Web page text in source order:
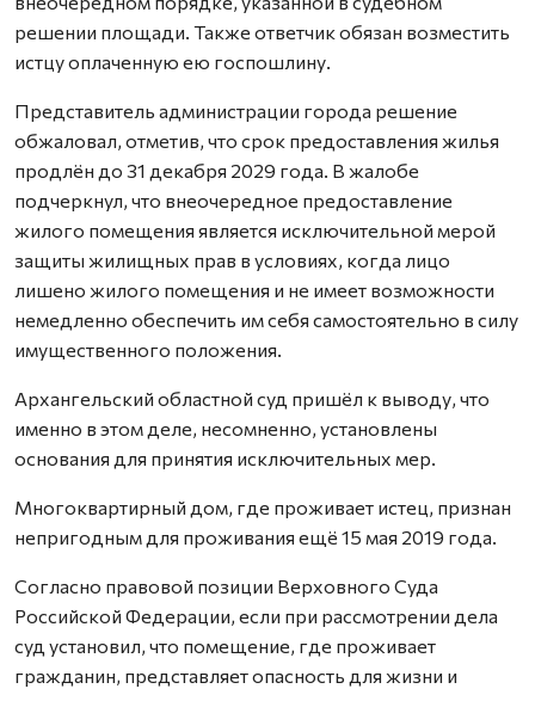
решении площади. Также ответчик обязан возместить
истцу оплаченную ею госпошлину.
Представитель администрации города решение
обжаловал, отметив, что срок предоставления жилья
продлён до 31 декабря 2029 года. В жалобе
подчеркнул, что внеочередное предоставление
жилого помещения является исключительной мерой
защиты жилищных прав в условиях, когда лицо
лишено жилого помещения и не имеет возможности
немедленно обеспечить им себя самостоятельно в силу
имущественного положения.
Архангельский областной суд пришёл к выводу, что
именно в этом деле, несомненно, установлены
основания для принятия исключительных мер.
Многоквартирный дом, где проживает истец, признан
непригодным для проживания ещё 15 мая 2019 года.
Согласно правовой позиции Верховного Суда
Российской Федерации, если при рассмотрении дела
суд установил, что помещение, где проживает
гражданин, представляет опасность для жизни и